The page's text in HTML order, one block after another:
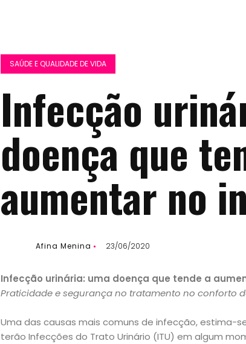
SAÚDE E QUALIDADE DE VIDA
Infecção
doença que
aumentar no
Afina Menina 23/06/2020
Infecção urinária: uma doença que tende a
Praticidade e segurança no tratamento no conforto
Uma das causas mais comuns de infecção, estima-
terão Infecções do Trato Urinário (ITU) em algum